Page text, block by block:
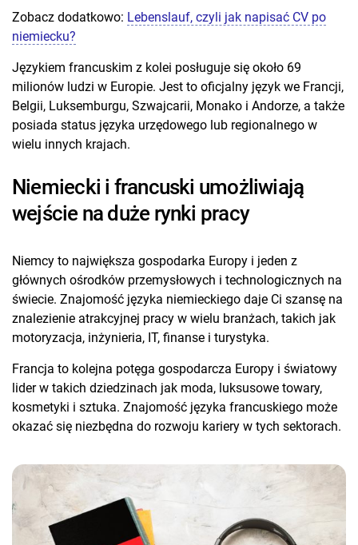
Zobacz dodatkowo: Lebenslauf, czyli jak napisać CV po
niemiecku?
Językiem francuskim z kolei posługuje się około 69
milionów ludzi w Europie. Jest to oficjalny język we Francji,
Belgii, Luksemburgu, Szwajcarii, Monako i Andorze, a także
posiada status języka urzędowego lub regionalnego w
wielu innych krajach.
Niemiecki i francuski umożliwiają
wejście na duże rynki pracy
Niemcy to największa gospodarka Europy i jeden z
głównych ośrodków przemysłowych i technologicznych na
świecie. Znajomość języka niemieckiego daje Ci szansę na
znalezienie atrakcyjnej pracy w wielu branżach, takich jak
motoryzacja, inżynieria, IT, finanse i turystyka.
Francja to kolejna potęga gospodarcza Europy i światowy
lider w takich dziedzinach jak moda, luksusowe towary,
kosmetyki i sztuka. Znajomość języka francuskiego może
okazać się niezbędna do rozwoju kariery w tych sektorach.